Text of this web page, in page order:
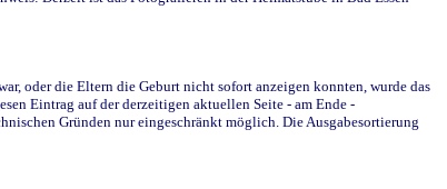
oder die Eltern die Geburt nicht sofort anzeigen konnten, wurde das
Eintrag auf der derzeitigen aktuellen Seite - am Ende -
Gründen nur eingeschränkt möglich. Die Ausgabesortierung